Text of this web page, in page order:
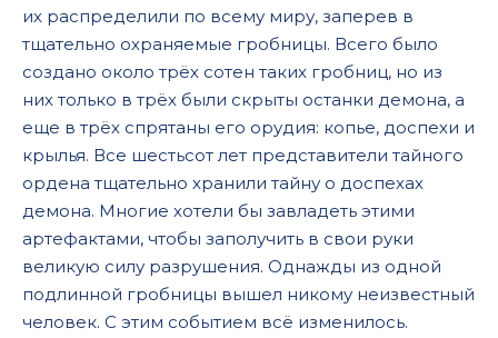
29
их распределили по всему миру, заперев в
тщательно охраняемые гробницы. Всего было
создано около трёх сотен таких гробниц, но из
них только в трёх были скрыты останки демона, а
еще в трёх спрятаны его орудия: копье, доспехи и
крылья. Все шестьсот лет представители тайного
ордена тщательно хранили тайну о доспехах
демона. Многие хотели бы завладеть этими
артефактами, чтобы заполучить в свои руки
великую силу разрушения. Однажды из одной
подлинной гробницы вышел никому неизвестный
человек. С этим событием всё изменилось.